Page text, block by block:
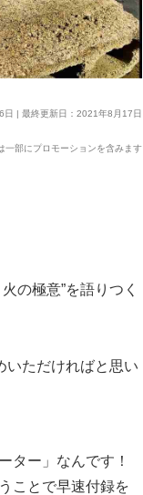
| 最終更新日：2021年8月17日
一部にプロモーションを含みます
の極意”を語りつく
いただければと思い
ター」なんです！
ことで早速付録を